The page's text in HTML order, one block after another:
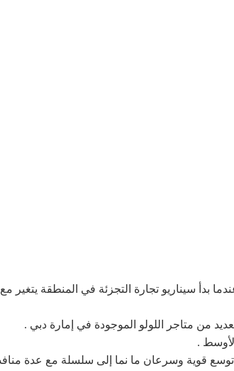
مجموعة لولو الدولية أول سوبر ماركت لها في أبو ظبي الإمارات العربية المتحدة في عام 1995 عندما بدأ سيناريو تجارة
من متاجر اللولو الموجودة في إمارة دبي .
توسع قوية وسرعان ما نما إلى سلسلة مع عدة